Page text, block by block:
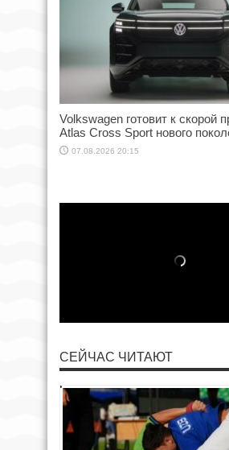
Volkswagen готовит к скорой
Atlas Cross Sport нового
07.08.2026 20:15
СЕЙЧАС ЧИТАЮТ